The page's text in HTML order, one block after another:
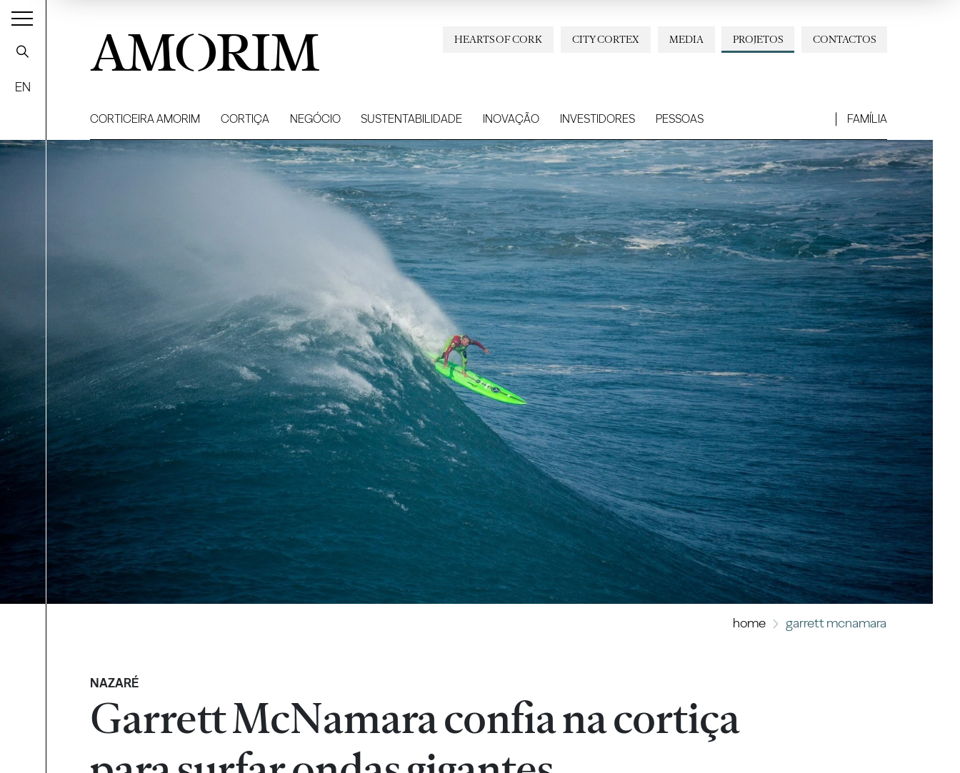
EN
AMORIM CONTACTOS
PROJETOS
MEDIA
CITY CORTEX
HEARTS OF CORK
CORTICEIRA AMORIM CORTIÇA NEGÓCIO SUSTENTABILIDADE INOVAÇÃO INVESTIDORES PESSOAS FAMÍLIA
home garrett mcnamara
NAZARÉ
Garrett McNamara confia na cortiça